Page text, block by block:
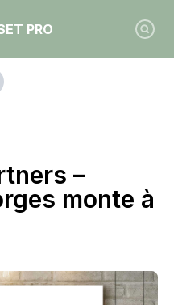
PRO
–
monte à